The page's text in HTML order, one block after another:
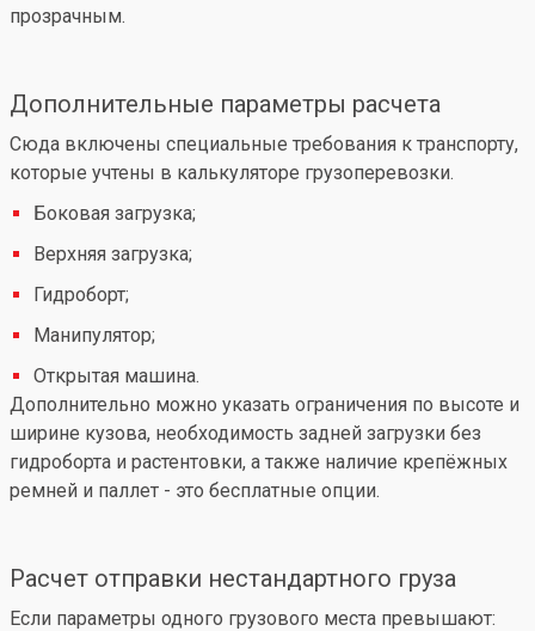
прозрачным.
Дополнительные параметры расчета
Сюда включены специальные требования к транспорту,
которые учтены в калькуляторе грузоперевозки.
Боковая загрузка;
Верхняя загрузка;
Гидроборт;
Манипулятор;
Открытая машина.
Дополнительно можно указать ограничения по высоте и
ширине кузова, необходимость задней загрузки без
гидроборта и растентовки, а также наличие крепёжных
ремней и паллет - это бесплатные опции.
Расчет отправки нестандартного груза
Если параметры одного грузового места превышают: